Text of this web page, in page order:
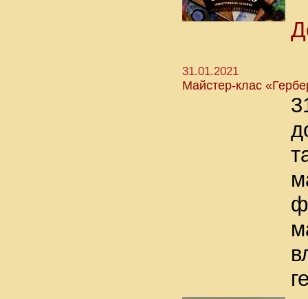
31.01.2021
Майстер-клас